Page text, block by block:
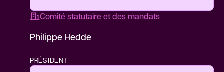
Comité statutaire et des mandats
Philippe Hedde
PRÉSIDENT